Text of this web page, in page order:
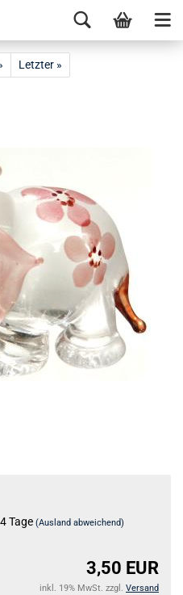
Letzter »
Tage(Ausland abweichend)
3,50 EUR
inkl. 19% MwSt. zzgl. Versand